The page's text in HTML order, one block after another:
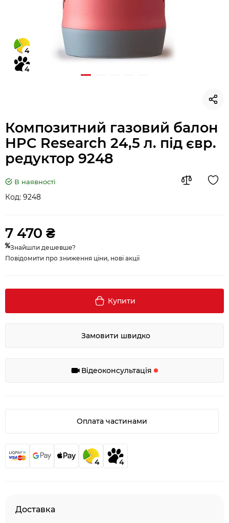
4
4
Композитний газовий балон
HPC Research 24,5 л. під євр.
редуктор 9248
В наявності
Код: 9248
7 470 ₴
Знайшли дешевше?
Повідомити про зниження ціни, нові акції
Купити
Замовити швидко
Відеоконсультація
Оплата частинами
4 4
Доставка